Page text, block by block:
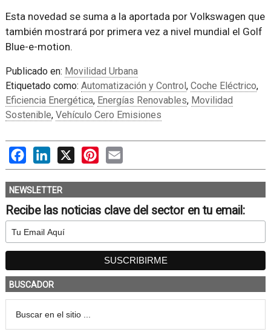
Esta novedad se suma a la aportada por Volkswagen que
también mostrará por primera vez a nivel mundial el Golf
Blue-e-motion.
Publicado en: Movilidad Urbana
Etiquetado como: Automatización y Control , Coche Eléctrico,
Eficiencia Energética, Energías Renovables, Movilidad
Sostenible, Vehículo Cero Emisiones
FacebookLinkedIn Pinterest
NEWSLETTER
Recibe las noticias clave del sector en tu email:
BUSCADOR